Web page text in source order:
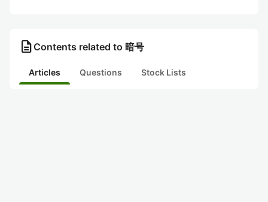
description Contents related to 暗号
Articles Questions Stock Lists